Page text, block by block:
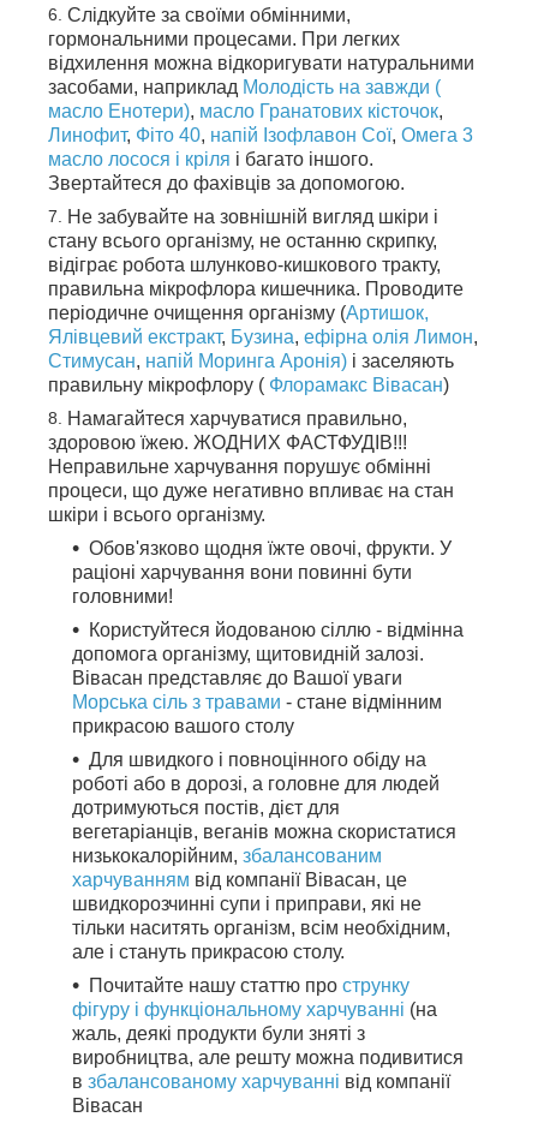
Слідкуйте за своїми обмінними,
гормональними процесами. При легких
відхилення можна відкоригувати натуральними
засобами, наприклад Молодість на завжди (
масло Енотери), масло Гранатових кісточок,
Линофит, Фіто 40, напій Ізофлавон Сої, Омега 3
масло лосося і кріля і багато іншого.
Звертайтеся до фахівців за допомогою.
Не забувайте на зовнішній вигляд шкіри і
стану всього організму, не останню скрипку,
відіграє робота шлунково-кишкового тракту,
правильна мікрофлора кишечника. Проводите
періодичне очищення організму (Артишок,
Ялівцевий екстракт, Бузина, ефірна олія Лимон,
Стимусан, напій Моринга Аронія) і заселяють
правильну мікрофлору ( Флорамакс Вівасан)
Намагайтеся харчуватися правильно,
здоровою їжею. ЖОДНИХ ФАСТФУДІВ!!!
Неправильне харчування порушує обмінні
процеси, що дуже негативно впливає на стан
шкіри і всього організму.
Обов'язково щодня їжте овочі, фрукти. У
раціоні харчування вони повинні бути
головними!
Користуйтеся йодованою сіллю - відмінна
допомога організму, щитовидній залозі.
Вівасан представляє до Вашої уваги
Морська сіль з травами - стане відмінним
прикрасою вашого столу
Для швидкого і повноцінного обіду на
роботі або в дорозі, а головне для людей
дотримуються постів, дієт для
вегетаріанців, веганів можна скористатися
низькокалорійним, збалансованим
харчуванням від компанії Вівасан, це
швидкорозчинні супи і приправи, які не
тільки наситять організм, всім необхідним,
але і стануть прикрасою столу.
Почитайте нашу статтю про струнку
фігуру і функціональному харчуванні (на
жаль, деякі продукти були зняті з
виробництва, але решту можна подивитися
в збалансованому харчуванні від компанії
Вівасан